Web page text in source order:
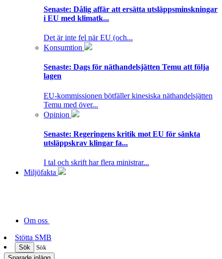
Senaste: Dålig affär att ersätta utsläppsminskningar
i EU med klimatk...
Det är inte fel när EU (och...
Konsumtion
Senaste: Dags för näthandelsjätten Temu att följa
lagen
EU-kommissionen bötfäller kinesiska näthandelsjätten
Temu med över...
Opinion
Senaste: Regeringens kritik mot EU för sänkta
utsläppskrav klingar fa...
I tal och skrift har flera ministrar...
Miljöfakta
Om oss
Stötta SMB
Sök
Sök